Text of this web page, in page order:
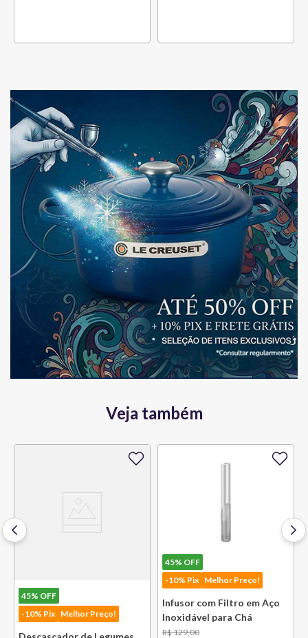
Veja também
45% OFF
-10% Pix Melhor Preço!
45% OFF
-10% Pix Melhor Preço!
Infusor com Filtro em Aço
Inoxidável para Chá
Lausanne Bsf
R$129,00